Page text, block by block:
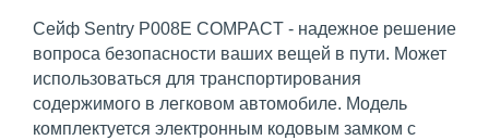
Сейф Sentry P008E COMPACT - надежное решение
вопроса безопасности ваших вещей в пути. Может
использоваться для транспортирования
содержимого в легковом автомобиле. Модель
комплектуется электронным кодовым замком с